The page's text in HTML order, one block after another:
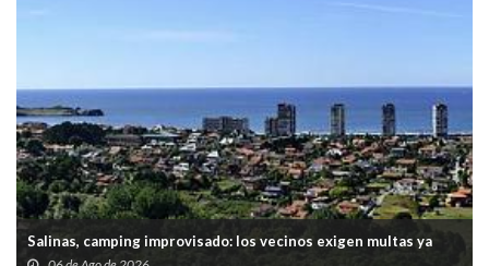
Salinas, camping improvisado: los vecinos exigen multas ya